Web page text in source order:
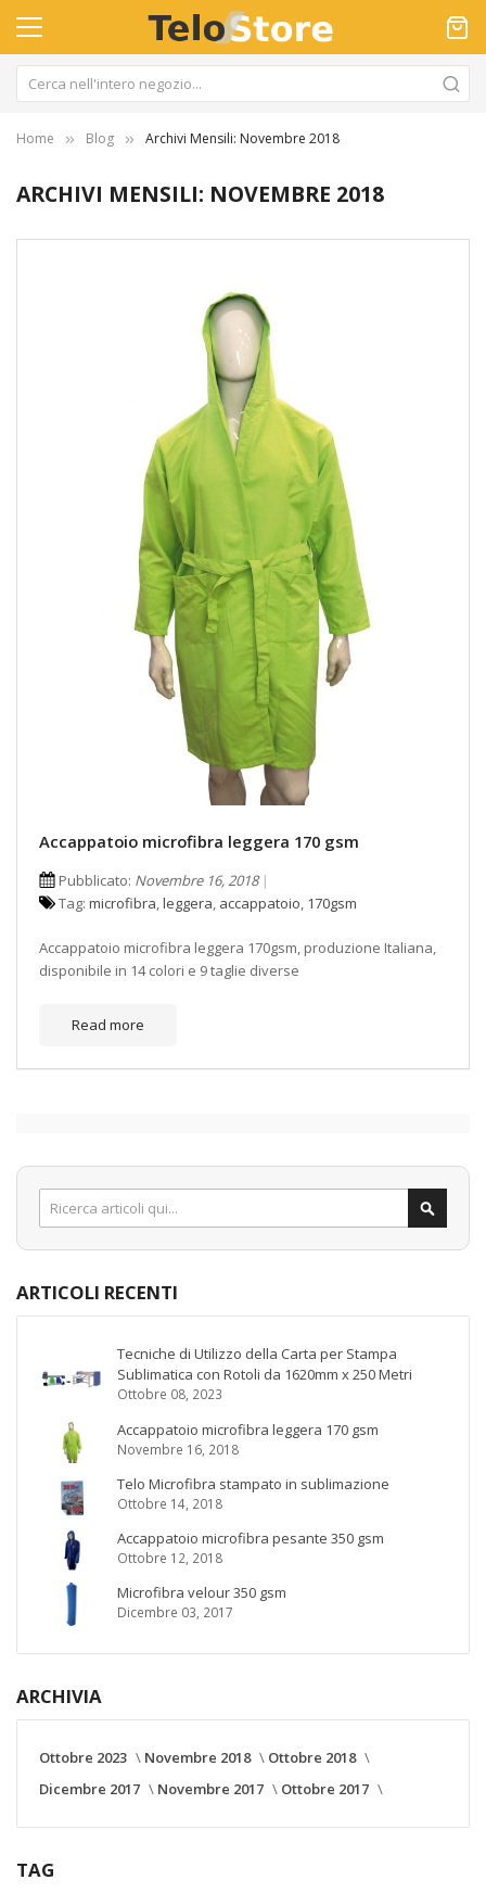
Home Blog Archivi Mensili: Novembre 2018
ARCHIVI MENSILI: NOVEMBRE 2018
Accappatoio microfibra leggera 170 gsm
Pubblicato: Novembre 16, 2018
Tag: microfibra,leggera, accappatoio, 170gsm
Accappatoio microfibra leggera 170gsm, produzione Italiana,
disponibile in 14 colori e 9 taglie diverse
Read more
ARTICOLI RECENTI
Tecniche di Utilizzo della Carta per Stampa
Sublimatica con Rotoli da 1620mm x 250 Metri
Ottobre 08, 2023
Accappatoio microfibra leggera 170 gsm
Novembre 16, 2018
Telo Microfibra stampato in sublimazione
Ottobre 14, 2018
Accappatoio microfibra pesante 350 gsm
Ottobre 12, 2018
Microfibra velour 350 gsm
Dicembre 03, 2017
ARCHIVIA
Ottobre 2023 Novembre 2018
Ottobre 2018
Dicembre 2017
Novembre 2017 Ottobre 2017
TAG